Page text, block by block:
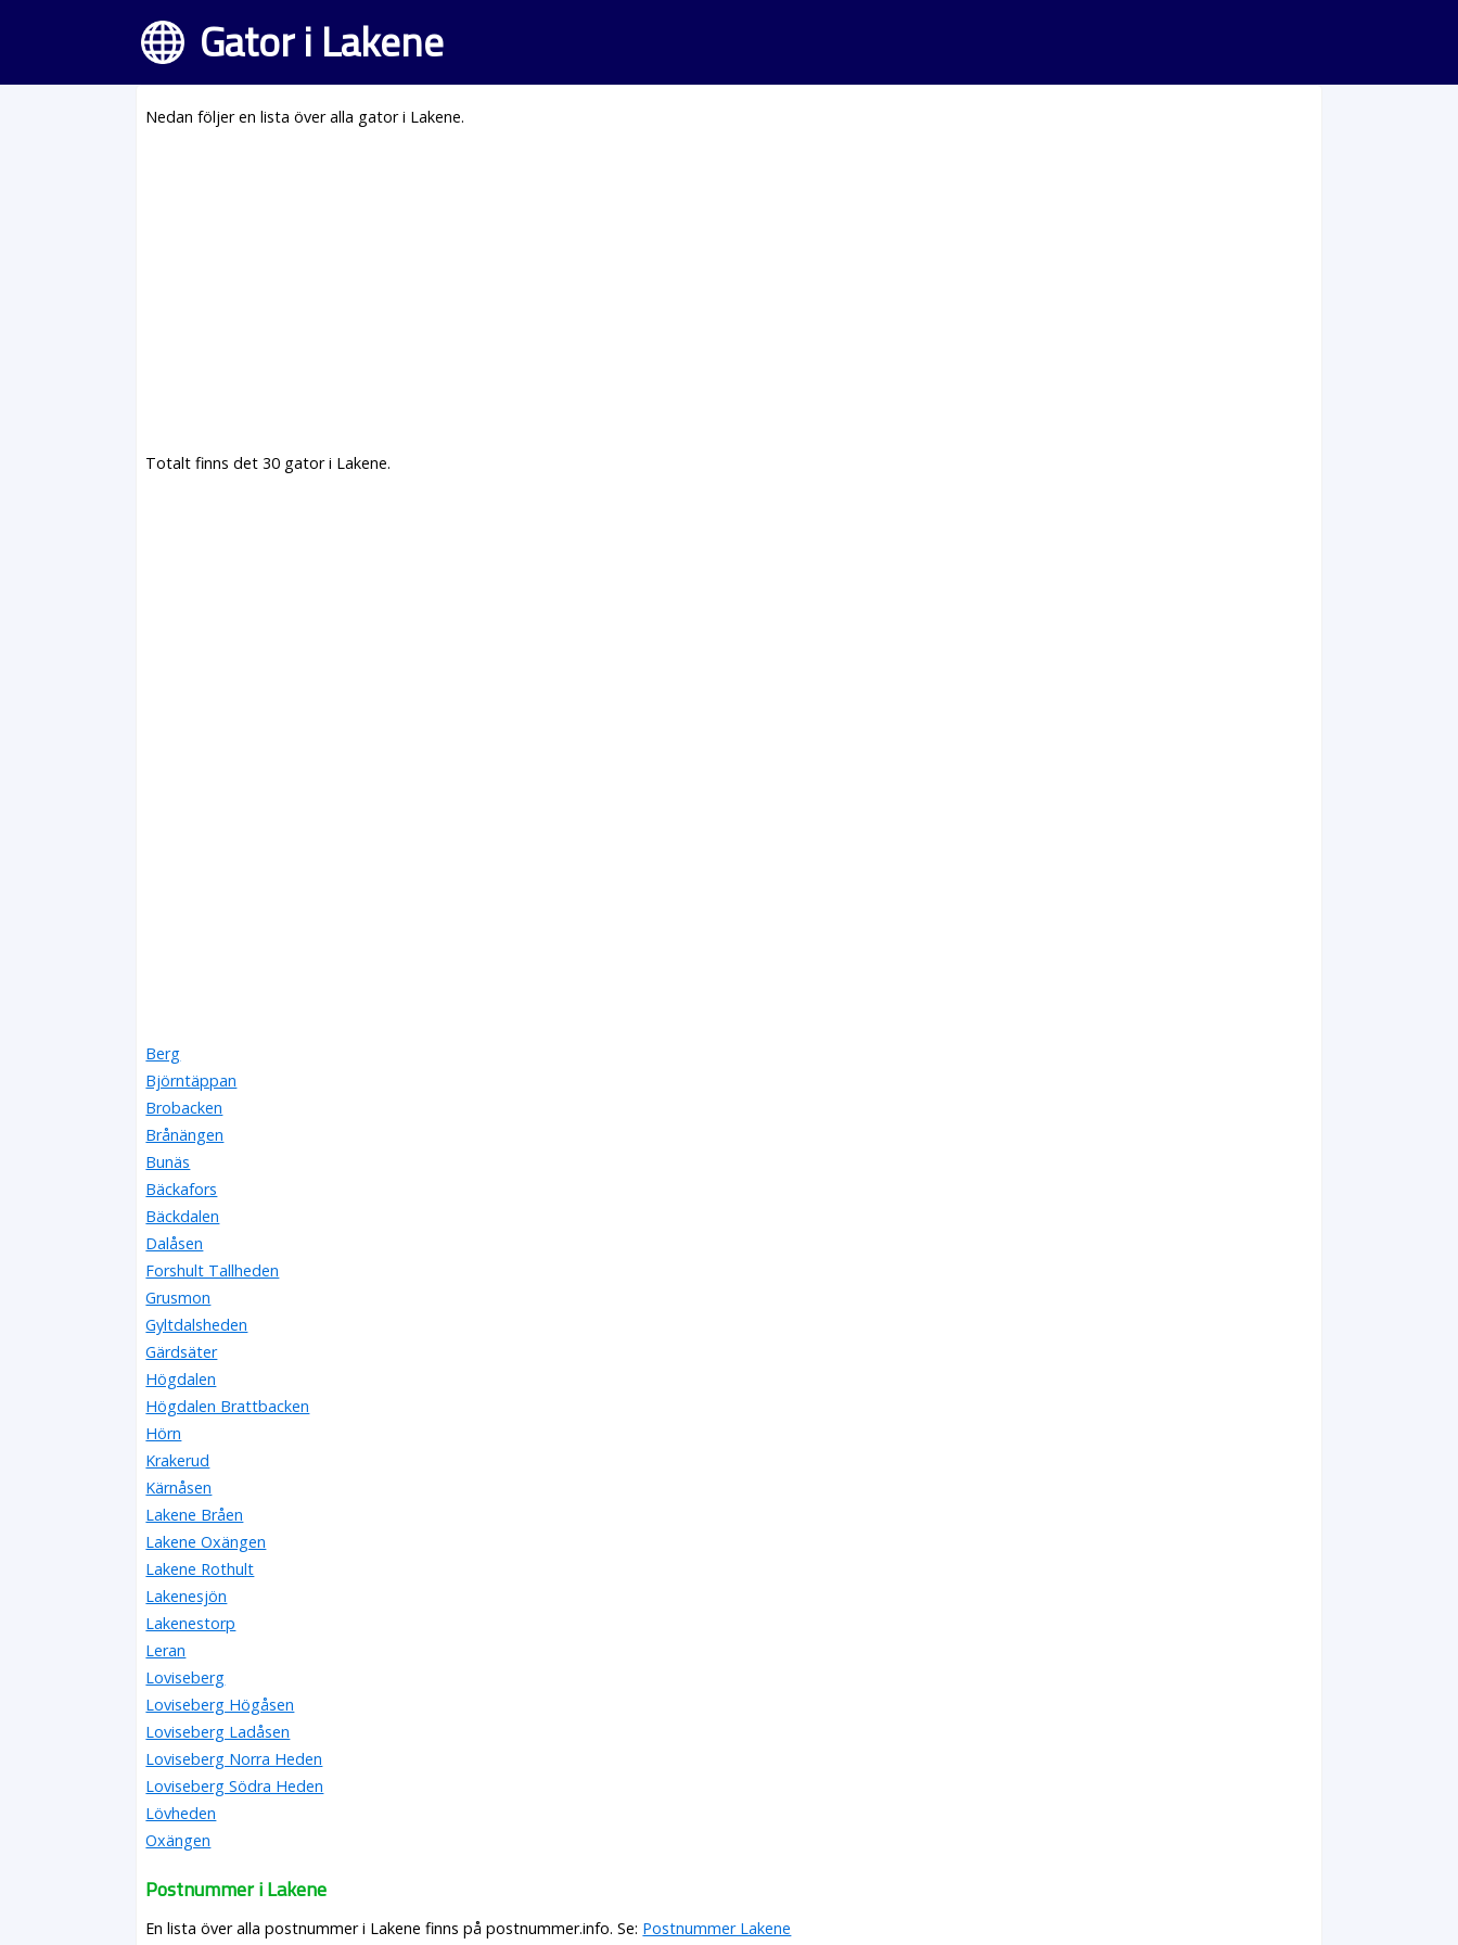
Gator i Lakene
Nedan följer en lista över alla gator i Lakene.
Totalt finns det 30 gator i Lakene.
Berg
Björntäppan
Brobacken
Brånängen
Bunäs
Bäckafors
Bäckdalen
Dalåsen
Forshult Tallheden
Grusmon
Gyltdalsheden
Gärdsäter
Högdalen
Högdalen Brattbacken
Hörn
Krakerud
Kärnåsen
Lakene Bråen
Lakene Oxängen
Lakene Rothult
Lakenesjön
Lakenestorp
Leran
Loviseberg
Loviseberg Högåsen
Loviseberg Ladåsen
Loviseberg Norra Heden
Loviseberg Södra Heden
Lövheden
Oxängen
Postnummer i Lakene
En lista över alla postnummer i Lakene finns påpostnummer.info. Se: Postnummer Lakene